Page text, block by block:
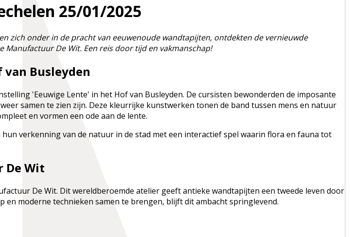
25/01/2025
zich onder in de pracht van eeuwenoude wandtapijten, ontdekten de vernieuwde
De Wit. Een reis door tijd en vakmanschap!
Busleyden
'Eeuwige Lente' in het Hof van Busleyden. De cursisten bewonderden de imposante
samen te zien zijn. Deze kleurrijke kunstwerken tonen de band tussen mens en natuur
en vormen een ode aan de lente.
verkenning van de natuur in de stad met een interactief spel waarin flora en fauna tot
De Wit
De Wit. Dit wereldberoemde atelier geeft antieke wandtapijten een tweede leven door
moderne technieken samen te brengen, blijft dit ambacht springlevend.